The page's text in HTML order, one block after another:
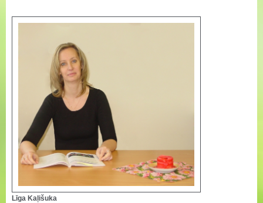
Līga Kaļišuka